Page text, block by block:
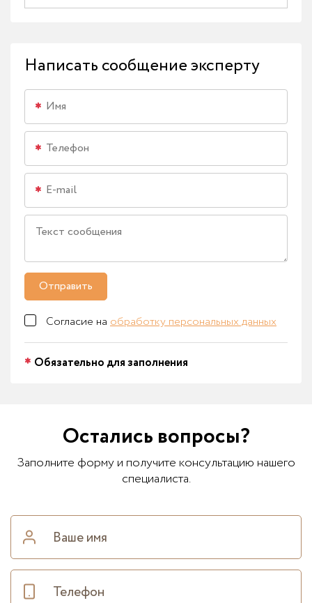
Написать сообщение эксперту
Отправить
Согласие на обработку персональных данных
Обязательно для заполнения
Остались вопросы?
Заполните форму и получите консультацию нашего
специалиста.